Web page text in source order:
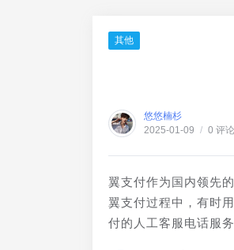
其他
悠悠楠杉
2025-01-09 / 0 评论
翼支付作为国内领先
翼支付过程中，有时
付的人工客服电话服